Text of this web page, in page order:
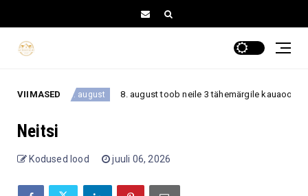
VIIMASED8. august 8. august toob neile 3 tähemärgile kauaoodatud
Neitsi
Kodused lood juuli 06, 2026